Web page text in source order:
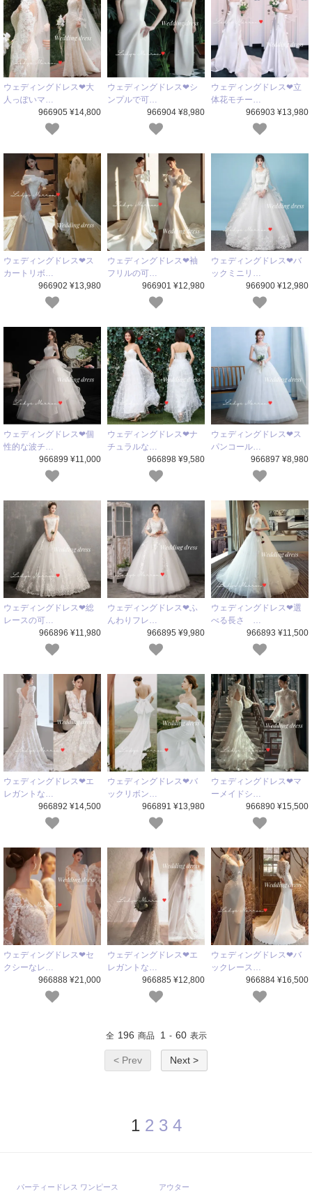
ウェディングドレス❤大
人っぽいマ…
966905 ¥14,800
ウェディングドレス❤シ
ンプルで可…
966904 ¥8,980
ウェディングドレス❤立
体花モチー…
966903 ¥13,980
ウェディングドレス❤ス
カートリボ…
966902 ¥13,980
ウェディングドレス❤袖
フリルの可…
966901 ¥12,980
ウェディングドレス❤バ
ックミニリ…
966900 ¥12,980
ウェディングドレス❤個
性的な波チ…
966899 ¥11,000
ウェディングドレス❤ナ
チュラルな…
966898 ¥9,580
ウェディングドレス❤ス
パンコール…
966897 ¥8,980
ウェディングドレス❤総
レースの可…
966896 ¥11,980
ウェディングドレス❤ふ
んわりフレ…
966895 ¥9,980
ウェディングドレス❤選
べる長さ …
966893 ¥11,500
ウェディングドレス❤エ
レガントな…
966892 ¥14,500
ウェディングドレス❤バ
ックリボン…
966891 ¥13,980
ウェディングドレス❤マ
ーメイドシ…
966890 ¥15,500
ウェディングドレス❤セ
クシーなレ…
966888 ¥21,000
ウェディングドレス❤エ
レガントな…
966885 ¥12,800
ウェディングドレス❤バ
ックレース…
966884 ¥16,500
全 196 商品 1 - 60 表示
< Prev Next >
1 2 3 4
パーティードレス ワンピース アウター